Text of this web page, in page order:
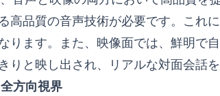
高品質の音声技術が必要です。これ
ります。また、映像面では、鮮明で
りと映し出され、リアルな対面会話
方向視界